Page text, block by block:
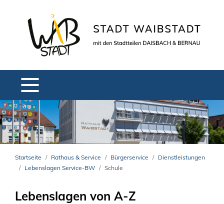
Startseite Rathaus & Service Bürgerservice
Dienstleistungen
Lebenslagen Service-BW
Schule
Lebenslagen von A-Z